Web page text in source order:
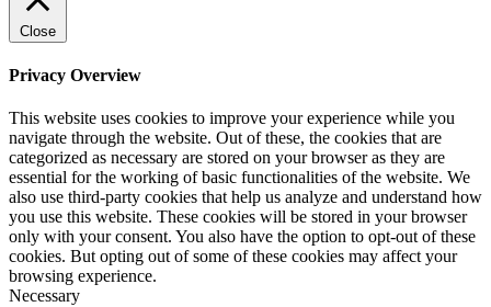
Close
Privacy Overview
This website uses cookies to improve your experience while you
navigate through the website. Out of these, the cookies that are
categorized as necessary are stored on your browser as they are
essential for the working of basic functionalities of the website. We
also use third-party cookies that help us analyze and understand how
you use this website. These cookies will be stored in your browser
only with your consent. You also have the option to opt-out of these
cookies. But opting out of some of these cookies may affect your
browsing experience.
Necessary